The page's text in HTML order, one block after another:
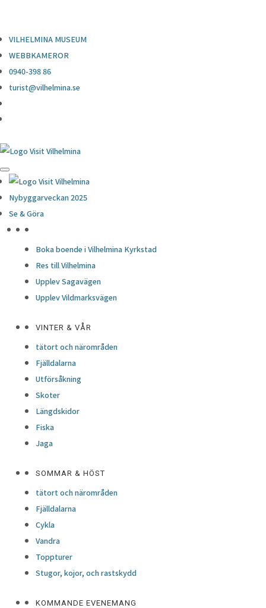
VILHELMINA MUSEUM
WEBBKAMEROR
0940-398 86
turist@vilhelmina.se
Nybyggarveckan 2025
Se & Göra
Boka boende i Vilhelmina Kyrkstad
Res till Vilhelmina
Upplev Sagavägen
Upplev Vildmarksvägen
VINTER & VÅR
tätort och närområden
Fjälldalarna
Utförsåkning
Skoter
Längdskidor
Fiska
Jaga
SOMMAR & HÖST
tätort och närområden
Fjälldalarna
Cykla
Vandra
Toppturer
Stugor, kojor, och rastskydd
KOMMANDE EVENEMANG